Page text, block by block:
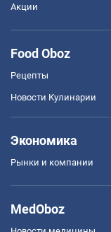
Акции
Food Oboz
Рецепты
Новости Кулинарии
Экономика
Рынки и компании
MedOboz